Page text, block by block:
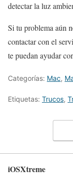
detectar la luz
Si tu problema aún
contactar con el
te puedan ayudar
Categorías: Mac,
Etiquetas: Trucos,
iOSXtreme